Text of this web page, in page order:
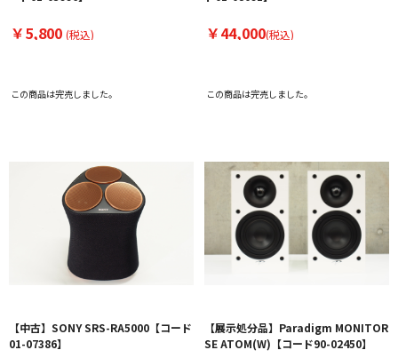
￥5,800 (税込)
この商品は完売しました。
￥44,000(税込)
この商品は完売しました。
【中古】SONY SRS-RA5000【コード
01-07386】
【展示処分品】Paradigm MONITOR
SE ATOM(W)【コード90-02450】